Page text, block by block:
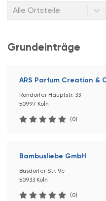
Alle Ortsteile
Grundeinträge
ARS Parfum Creation &
Rondorfer Hauptstr. 33
50997 Köln
(0)
Bambusliebe GmbH
Büsdorfer Str. 9c
50933 Köln
(0)